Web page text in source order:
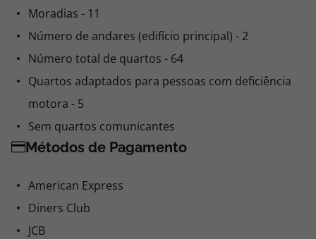
Moradias - 11
Número de andares (edifício principal) - 2
Número total de quartos - 64
Quartos adaptados para pessoas com deficiência
motora - 5
Sem quartos comunicantes
Métodos de Pagamento
American Express
Diners Club
JCB